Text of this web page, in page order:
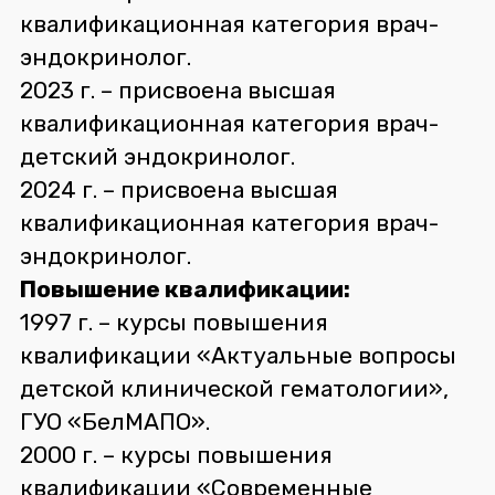
квалификационная категория врач-
эндокринолог.
2023 г. – присвоена высшая
квалификационная категория врач-
детский эндокринолог.
2024 г. – присвоена высшая
квалификационная категория врач-
эндокринолог.
Повышение квалификации:
1997 г. – курсы повышения
квалификации «Актуальные вопросы
детской клинической гематологии»,
ГУО «БелМАПО».
2000 г. – курсы повышения
квалификации «Современные